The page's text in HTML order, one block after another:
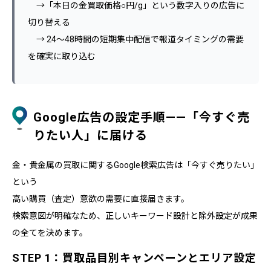
→「本日の金買取価格○円/g」という数字入りの広告に
切り替える
→ 24〜48時間の短期集中配信で報道タイミングの需要
を確実に取り込む
Google広告の設定手順——「今すぐ売
りたい人」に届ける
金・貴金属の買取に関するGoogle検索広告は「今すぐ売りたい」
という
高い購買（査定）意欲の需要に直接届きます。
検索意図が明確なため、正しいキーワード設計と除外設定が成果
の全てを決めます。
STEP 1：買取品目別キャンペーンとエリア設定